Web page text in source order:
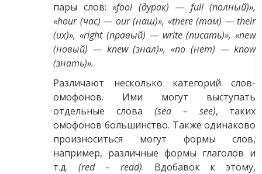
пары слов:«fool (дурак) — full (полный)»,
«hour (час) — our (наш)», «there (там) — their
(их)», «right (правый) — write (писать)», «new
(новый) — knew (знал)», «no (нет) — know
(знать)».
Различают несколько категорий слов-
омофонов. Ими могут выступать
отдельные слова (sea – see), таких
омофонов большинство. Также одинаково
произноситься могут формы слов,
например, различные формы глаголов и
т.д. (red – read). Вдобавок к этому,